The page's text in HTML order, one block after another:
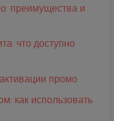
преимущества и
что доступно
промо
как использовать